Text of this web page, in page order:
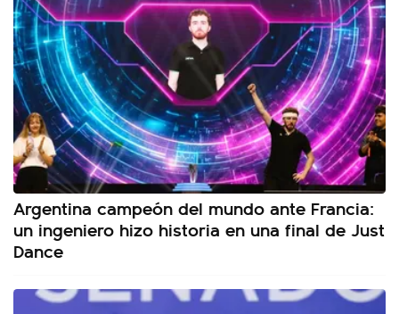
Argentina campeón del mundo ante Francia:
un ingeniero hizo historia en una final de Just
Dance